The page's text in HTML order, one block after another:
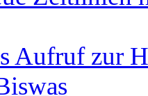
Aufruf zur